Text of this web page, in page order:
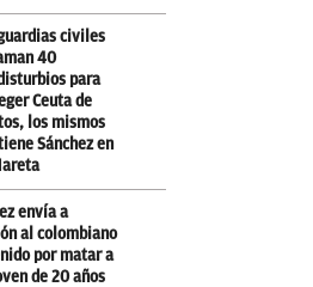
civiles
40
para
Ceuta de
los mismos
Sánchez en
envía a
al colombiano
por matar a
de 20 años